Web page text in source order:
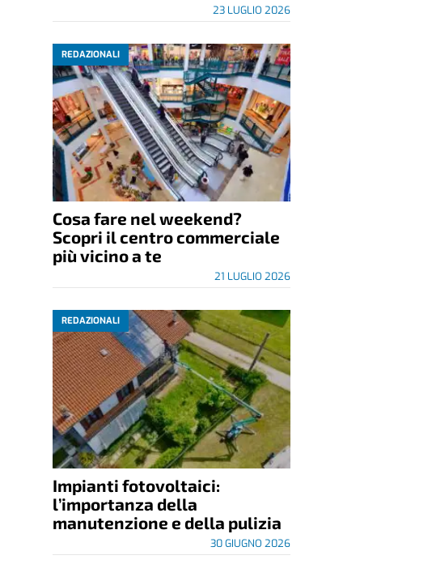
23 LUGLIO 2026
REDAZIONALI
Cosa fare nel weekend?
Scopri il centro commerciale
più vicino a te
21 LUGLIO 2026
REDAZIONALI
Impianti fotovoltaici:
l’importanza della
manutenzione e della pulizia
30 GIUGNO 2026